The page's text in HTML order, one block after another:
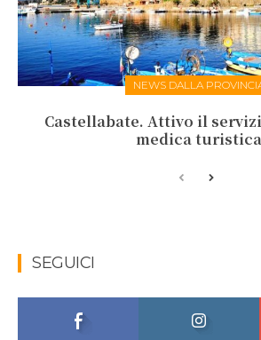
NEWS DALLA
Castellabate. Attivo il
medica turistica
SEGUICI